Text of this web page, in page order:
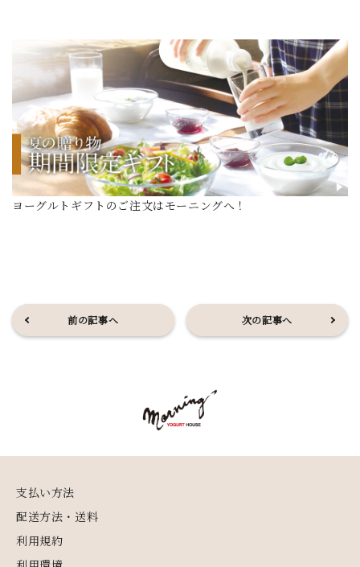
ヨーグルトギフトのご注文はモーニングへ！
前の記事へ 次の記事へ
支払い方法
配送方法・送料
利用規約